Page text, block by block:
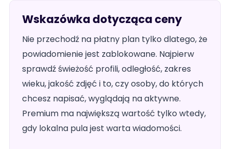
Wskazówka dotycząca ceny
Nie przechodź na płatny plan tylko dlatego, że
powiadomienie jest zablokowane. Najpierw
sprawdź świeżość profili, odległość, zakres
wieku, jakość zdjęć i to, czy osoby, do których
chcesz napisać, wyglądają na aktywne.
Premium ma największą wartość tylko wtedy,
gdy lokalna pula jest warta wiadomości.